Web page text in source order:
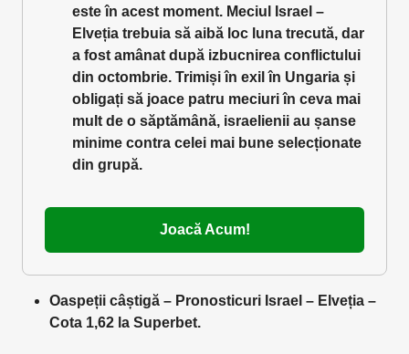
este în acest moment. Meciul Israel –
Elveția trebuia să aibă loc luna trecută, dar
a fost amânat după izbucnirea conflictului
din octombrie. Trimiși în exil în Ungaria și
obligați să joace patru meciuri în ceva mai
mult de o săptămână, israelienii au șanse
minime contra celei mai bune selecționate
din grupă.
Joacă Acum!
Oaspeții câștigă – Pronosticuri Israel – Elveția –
Cota 1,62 la Superbet.